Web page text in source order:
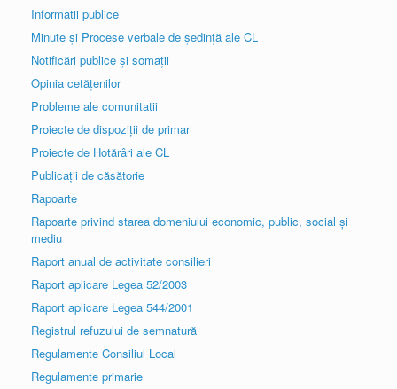
Informatii publice
Minute și Procese verbale de ședință ale CL
Notificări publice și somații
Opinia cetățenilor
Probleme ale comunitatii
Proiecte de dispoziții de primar
Proiecte de Hotărâri ale CL
Publicații de căsătorie
Rapoarte
Rapoarte privind starea domeniului economic, public, social și
mediu
Raport anual de activitate consilieri
Raport aplicare Legea 52/2003
Raport aplicare Legea 544/2001
Registrul refuzului de semnatură
Regulamente Consiliul Local
Regulamente primarie